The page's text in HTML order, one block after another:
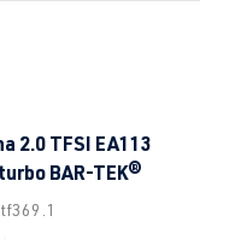
2.0 TFSI EA113
BAR-TEK®